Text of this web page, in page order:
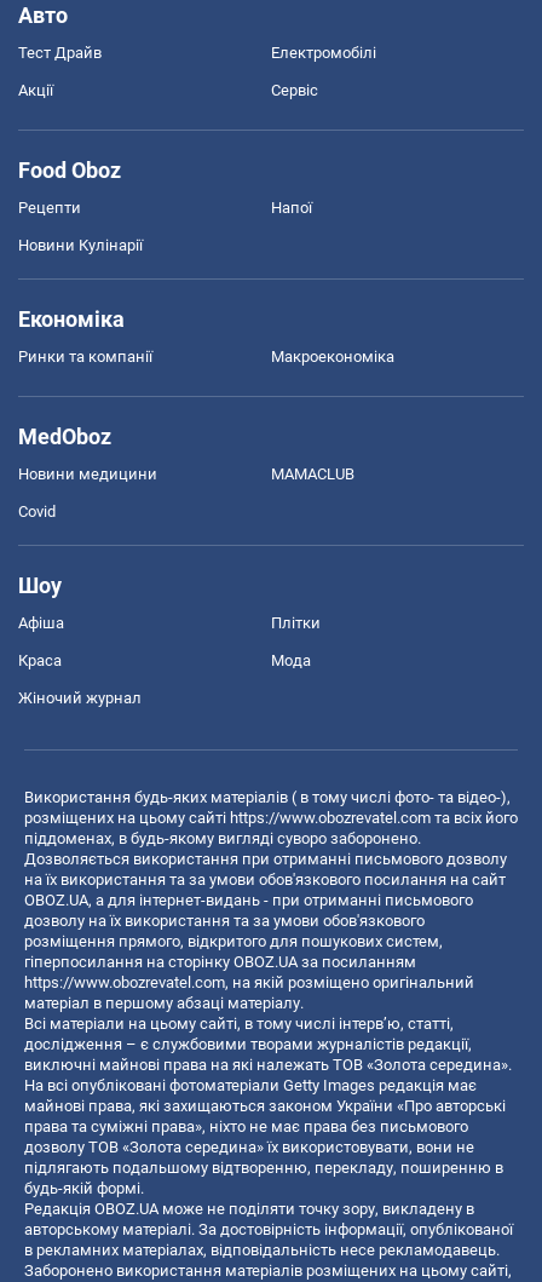
Авто
Тест Драйв Електромобілі
Акції Сервіс
Food Oboz
Рецепти Напої
Новини Кулінарії
Економіка
Ринки та компанії Макроекономіка
MedOboz
Новини медицини MAMACLUB
Covid
Шоу
Афіша Плітки
Краса Мода
Жіночий журнал
Використання будь-яких матеріалів ( в тому числі фото- та відео-),
розміщених на цьому сайті https://www.obozrevatel.com та всіх його
піддоменах, в будь-якому вигляді суворо заборонено.
Дозволяється використання при отриманні письмового дозволу
на їх використання та за умови обов'язкового посилання на сайт
OBOZ.UA, а для інтернет-видань - при отриманні письмового
дозволу на їх використання та за умови обов'язкового
розміщення прямого, відкритого для пошукових систем,
гіперпосилання на сторінку OBOZ.UA за посиланням
https://www.obozrevatel.com, на якій розміщено оригінальний
матеріал в першому абзаці матеріалу.
Всі матеріали на цьому сайті, в тому числі інтерв’ю, статті,
дослідження – є службовими творами журналістів редакції,
виключні майнові права на які належать ТОВ «Золота середина».
На всі опубліковані фотоматеріали Getty Images редакція має
майнові права, які захищаються законом України «Про авторські
права та суміжні права», ніхто не має права без письмового
дозволу ТОВ «Золота середина» їх використовувати, вони не
підлягають подальшому відтворенню, перекладу, поширенню в
будь-якій формі.
Редакція OBOZ.UA може не поділяти точку зору, викладену в
авторському матеріалі. За достовірність інформації, опублікованої
в рекламних матеріалах, відповідальність несе рекламодавець.
Заборонено використання матеріалів розміщених на цьому сайті,